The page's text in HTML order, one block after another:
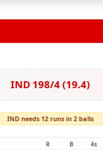
IND 198/4 (19.4)
IND needs 12 runs in 2 balls
R B 4s